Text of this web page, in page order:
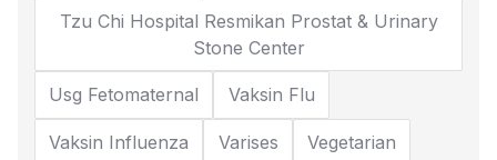
Tzu Chi Hospital Resmikan Prostat & Urinary
Stone Center
Usg Fetomaternal Vaksin Flu
Vaksin Influenza Varises Vegetarian